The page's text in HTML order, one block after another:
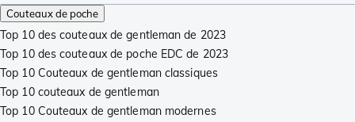
Couteaux de poche
Top 10 des couteaux de gentleman de 2023
Top 10 des couteaux de poche EDC de 2023
Top 10 Couteaux de gentleman classiques
Top 10 couteaux de gentleman
Top 10 Couteaux de gentleman modernes